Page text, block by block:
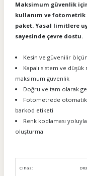
Maksimum güvenlik
kullanım ve fotometrik
paket. Yasal limitlere
sayesinde çevre dostu.
Kesin ve güvenilir
Kapalı sistem ve
maksimum güvenlik
Doğru ve tam olarak
Fotometrede otomatik
barkod etiketi
Renk kodlaması
oluşturma
Cihaz: